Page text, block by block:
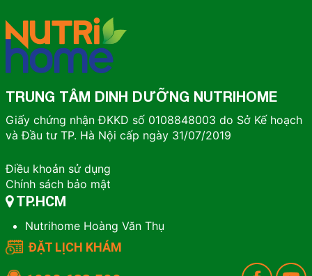
TRUNG TÂM DINH DƯỠNG NUTRIHOME
Giấy chứng nhận ĐKKD số 0108848003 do Sở Kế hoạch
và Đầu tư TP. Hà Nội cấp ngày 31/07/2019
Điều khoản sử dụng
Chính sách bảo mật
TP.HCM
Nutrihome Hoàng Văn Thụ
ĐẶT LỊCH KHÁM